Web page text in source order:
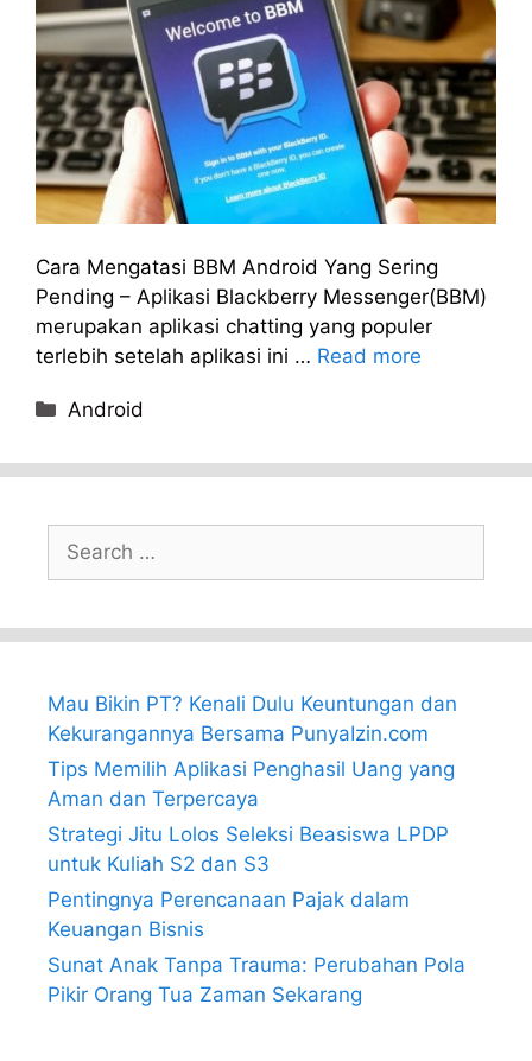
Cara Mengatasi BBM Android Yang Sering
Pending – Aplikasi Blackberry Messenger(BBM)
merupakan aplikasi chatting yang populer
terlebih setelah aplikasi ini … Read more
Categories
Android
Search
for:
Mau Bikin PT? Kenali Dulu Keuntungan dan
Kekurangannya Bersama PunyaIzin.com
Tips Memilih Aplikasi Penghasil Uang yang
Aman dan Terpercaya
Strategi Jitu Lolos Seleksi Beasiswa LPDP
untuk Kuliah S2 dan S3
Pentingnya Perencanaan Pajak dalam
Keuangan Bisnis
Sunat Anak Tanpa Trauma: Perubahan Pola
Pikir Orang Tua Zaman Sekarang